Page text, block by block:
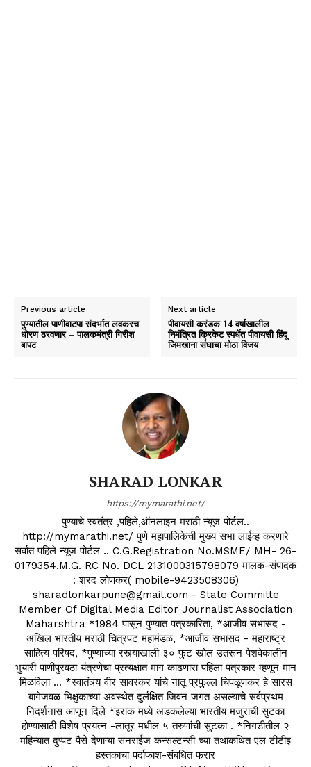
Previous article
पुण्यातील पाणीवाटपा संदर्भात लवकरच
धोरण ठरवणार – पालकमंत्री गिरीश
बापट
Next article
पीवायसी करंडक 14 वर्षाखालील
निमंत्रित क्रिकेट स्पर्धेत पीवायसी हिंदू
जिमखाना संघाचा मोठा विजय
SHARAD LONKAR
https://mymarathi.net/
पुण्याचे स्वतंत्र ,पहिले,ऑनलाइन मराठी न्यूज पोर्टल..
http://mymarathi.net/ पुणे महापालिकेची मुख्य सभा लाईव्ह करणारे
सर्वात पहिले न्यूज पोर्टल .. C.G.Registration No.MSME/ MH- 26-
0179354,M.G. RC No. DCL 2131000315798079 मालक-संपादक
: शरद लोणकर( mobile-9423508306)
sharadlonkarpune@gmail.com - State Committe
Member Of Digital Media Editor Journalist Association
Maharshtra *1984 पासून पुण्यात पत्रकारिता, *आजीव सभासद -
अखिल भारतीय मराठी चित्रपट महामंडळ, *आजीव सभासद - महाराष्ट्र
साहित्य परिषद, *पुण्याच्या रस्त्याखाली ३० फुट खोल उतरून पेशवेकालीन
भुयारी पाणीपुरवठा यंत्रणेचा प्रत्यक्षात माग काढणारा पहिला पत्रकार म्हणून मान
मिळविला ... *स्वातंत्र्य वीर सावरकर यांचे नातू प्रफुल्ल चिपळूणकर हे सारस
बागेजवळ भिक्षुकाच्या अवस्थेत दुर्लक्षित जिवन जगत असल्याचे सर्वप्रथम
निदर्शनास आणून दिले *इराक मध्ये अडकलेल्या भारतीय मजुरांची सुटका
होण्यासाठी विशेष प्रयत्न -लातूर मधील ५ तरुणांची सुटका . *निगडीतील २
महिन्यात दुप्पट पैसे देणाऱ्या सनराईज कन्सल्टन्सी च्या तथाकथित एल टीटीइ
हस्तकाचा पर्दाफाश-संबधित फरार